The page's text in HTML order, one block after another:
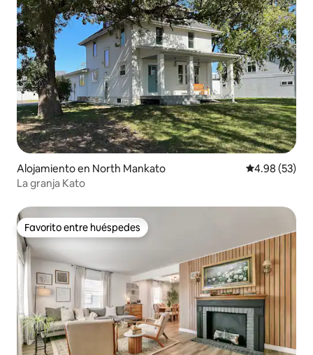
Alojamiento en North Mankato Calificación
4.98 (53)
La granja Kato
Favorito entre huéspedes
Favorito entre huéspedes